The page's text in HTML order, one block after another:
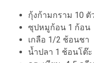
กุ้งก้ามกราม 10
ซุปหมูก้อน 1 ก้อน
เกลือ 1/2 ช้อนชา
น้ำปลา 1 ช้อนโต๊ะ